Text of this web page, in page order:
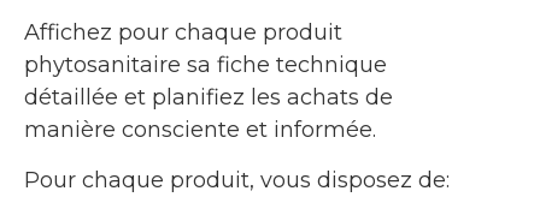
Affichez pour chaque produit
phytosanitaire sa fiche technique
détaillée et planifiez les achats de
manière consciente et informée.
Pour chaque produit, vous disposez de: